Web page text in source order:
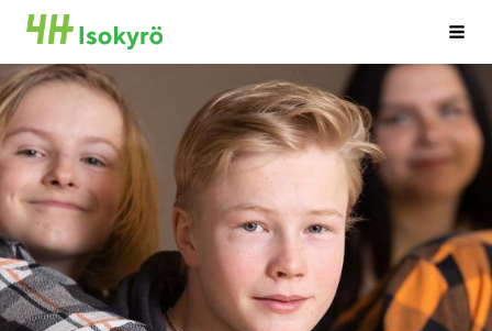
Siirry
sivun
sisältöön
Isonkyrön 4H-yhdistys ry